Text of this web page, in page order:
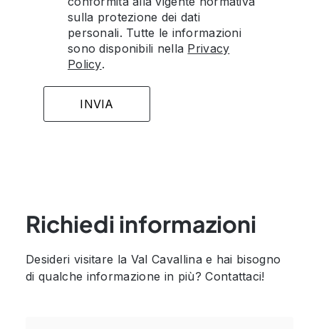
sulla protezione dei dati
personali. Tutte le informazioni
sono disponibili nella Privacy
Policy.
Richiedi informazioni
Desideri visitare la Val Cavallina e hai bisogno
di qualche informazione in più? Contattaci!